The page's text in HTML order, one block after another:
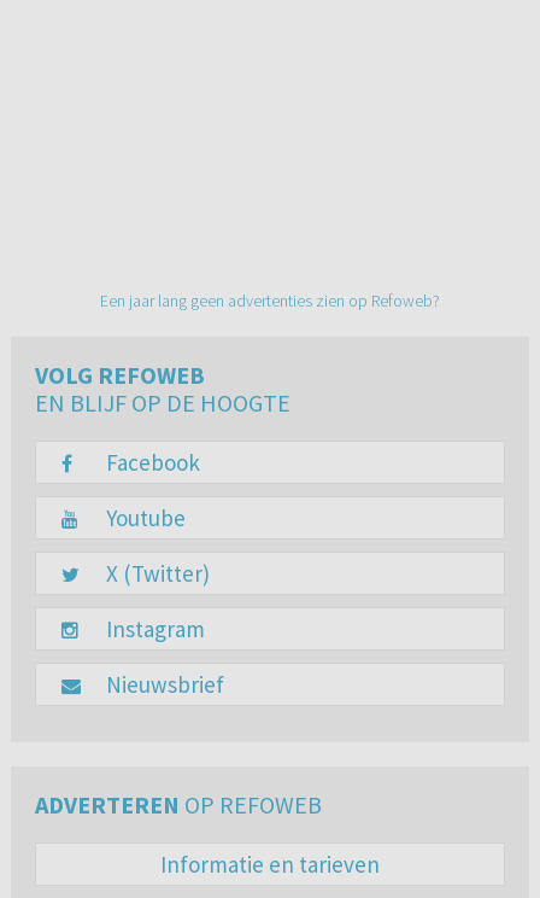
Een jaar lang geen advertenties zien op Refoweb?
VOLG REFOWEB
EN BLIJF OP DE HOOGTE
Facebook
Youtube
X (Twitter)
Instagram
Nieuwsbrief
ADVERTEREN OP REFOWEB
Informatie en tarieven